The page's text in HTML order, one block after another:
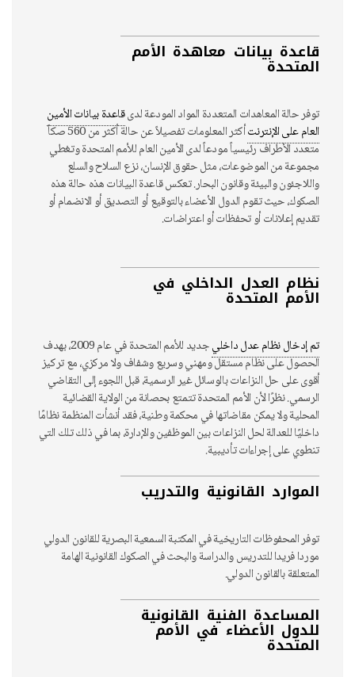
قاعدة بيانات معاهدة الأمم
المتحدة
توفر حالة المعاهدات المتعددة المواد المودعة لدىقاعدة بيانات الأمين
العام على الإنترنت
أكثر المعلومات تفصيلاً عن حالة أكثر من 560 صكاً
متعدد الأطراف رئيسياً مودعاً لدى الأمين العام للأمم المتحدة وتغطي
مجموعة من الموضوعات، مثل حقوق الإنسان، نزع السلاح والسلع
واللاجئون والبيئة وقانون البحار. تعكس قاعدة البيانات هذه حالة هذه
الصكوك، حيث تقوم الدول الأعضاء بالتوقيع أو التصديق أو الانضمام أو
تقديم إعلانات أو تحفظات أو اعتراضات.
نظام العدل الداخلي في
الأمم المتحدة
تم إدخال نظام عدل داخلي
جديد للأمم المتحدة في عام 2009، بهدف
الحصول على نظام مستقل ومهني وسريع وشفاف ولا مركزي، مع تركيز
أقوى على حل النزاعات بالوسائل غير الرسمية، قبل اللجوء إلى التقاضي
الرسمي. نظرًا لأن الأمم المتحدة تتمتع بحصانة من الولاية القضائية
المحلية ولا يمكن مقاضاتها في محكمة وطنية، فقد أنشأت المنظمة نظامًا
داخليًا للعدالة لحل النزاعات بين الموظفين والإدارة، بما في ذلك تلك التي
تنطوي على إجراءات تأديبية.
الموارد القانونية والتدريب
توفر المحفوظات التاريخية في المكتبة السمعية البصرية للقانون الدولي
موردا فريدا للتدريس والدراسة والبحث في الصكوك القانونية الهامة
المتعلقة بالقانون الدولي.
المساعدة الفنية القانونية
للدول الأعضاء في الأمم
المتحدة